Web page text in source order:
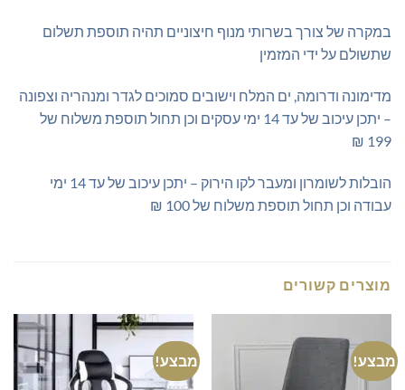
במקרה של צורך בשרותי מנוף חיצוניים תהיה תוספת תשלום
שתשולם על ידי המזמין
מדימונה ודרומה, ים המלח וישובים סמוכים לגדר ומנהריה וצפונה
– יתכן עיכוב של עד 14 ימי עסקים וכן תחול תוספת משלוח של
199 ₪
הובלות לשומרון ומעבר לקו הירוק – יתכן עיכוב של עד 14 ימי
עבודה וכן תחול תוספת משלוח של 100 ₪
מוצרים קשורים
מבצע! מבצע!